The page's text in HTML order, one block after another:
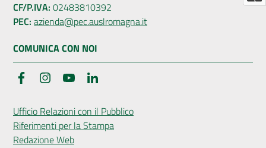
Bandi
e
su
CF/P.IVA: 02483810392
PEC: azienda@pec.auslromagna.it
COMUNICA CON NOI
FacebookInstagramYouTube
Ufficio Relazioni con il Pubblico
Riferimenti per la Stampa
Redazione Web